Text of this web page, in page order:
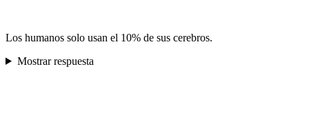
Los humanos solo usan el 10% de sus cerebros.
Mostrar respuesta